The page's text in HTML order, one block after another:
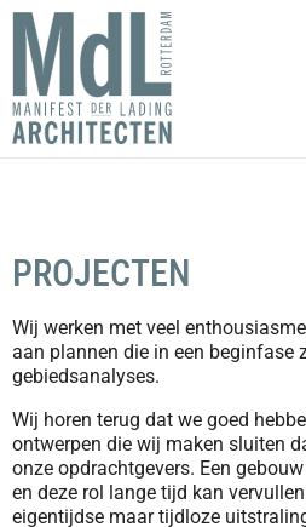
PROJECTEN
Wij werken met veel
aan plannen die in een beginfase
gebiedsanalyses.
Wij horen terug dat we goed
ontwerpen die wij maken sluiten
onze opdrachtgevers. Een
en deze rol lange tijd kan
eigentijdse maar tijdloze